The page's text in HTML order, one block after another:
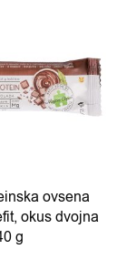
ovsena
okus dvojna
g